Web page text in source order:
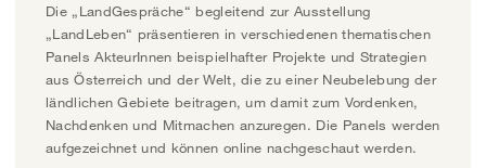
Die „LandGespräche“ begleitend zur Ausstellung
„LandLeben“ präsentieren in verschiedenen thematischen
Panels AkteurInnen beispielhafter Projekte und Strategien
aus Österreich und der Welt, die zu einer Neubelebung der
ländlichen Gebiete beitragen, um damit zum Vordenken,
Nachdenken und Mitmachen anzuregen. Die Panels werden
aufgezeichnet und können online nachgeschaut werden.